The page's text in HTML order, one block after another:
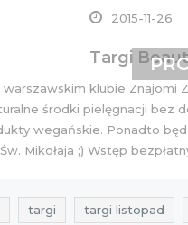
2015-11-26
Targi
klubie
środki pielęgnacji
wegańskie. Ponadto
Mikołaja ;) Wstęp
targi targi listopad